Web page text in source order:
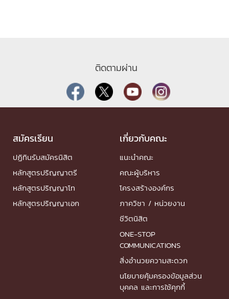
ติดตามผ่าน
สมัครเรียน
ปฏิทินรับสมัครนิสิต
หลักสูตรปริญญาตรี
หลักสูตรปริญญาโท
หลักสูตรปริญญาเอก
เกี่ยวกับคณะ
แนะนำคณะ
คณะผู้บริหาร
โครงสร้างองค์กร
ภาควิชา / หน่วยงาน
ชีวิตนิสิต
ONE-STOP
COMMUNICATIONS
สิ่งอำนวยความสะดวก
นโยบายคุ้มครองข้อมูลส่วน
บุคคล และการใช้คุกกี้